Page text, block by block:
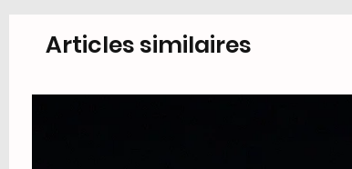
Articles similaires